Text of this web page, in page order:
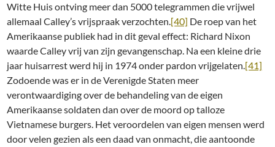
Witte Huis ontving meer dan 5000 telegrammen die vrijwel
allemaal Calley’s vrijspraak verzochten.[40] De roep van het
Amerikaanse publiek had in dit geval effect: Richard Nixon
waarde Calley vrij van zijn gevangenschap. Na een kleine drie
jaar huisarrest werd hij in 1974 onder pardon vrijgelaten.[41]
Zodoende was er in de Verenigde Staten meer
verontwaardiging over de behandeling van de eigen
Amerikaanse soldaten dan over de moord op talloze
Vietnamese burgers. Het veroordelen van eigen mensen werd
door velen gezien als een daad van onmacht, die aantoonde